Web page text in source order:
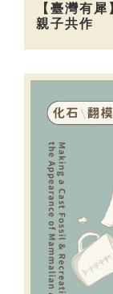
【臺灣有
親子共作